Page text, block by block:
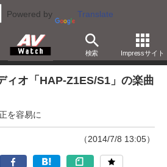
Powered by Translate
検索 Impressサイト
ィオ「HAP-Z1ES/S1」の楽曲
を容易に
（2014/7/8 13:05）